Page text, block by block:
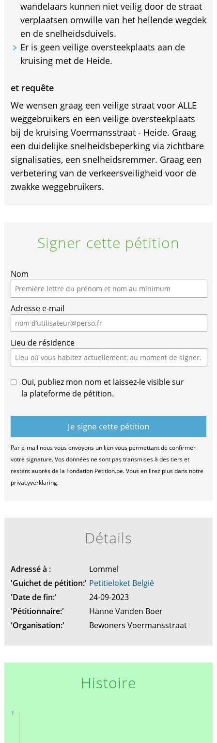
wandelaars kunnen niet veilig door de straat
verplaatsen omwille van het hellende wegdek
en de snelheidsduivels.
Er is geen veilige oversteekplaats aan de
kruising met de Heide.
et requête
We wensen graag een veilige straat voor ALLE
weggebruikers en een veilige oversteekplaats
bij de kruising Voermansstraat - Heide. Graag
een duidelijke snelheidsbeperking via zichtbare
signalisaties, een snelheidsremmer. Graag een
verbetering van de verkeersveiligheid voor de
zwakke weggebruikers.
Signer cette pétition
If
you
are
a
human,
ignore
this
field
Nom
Adresse e-mail
Lieu de résidence
Oui, publiez mon nom et laissez-le visible sur
la plateforme de pétition.
Par e-mail nous vous envoyons un lien vous permettant de confirmer
votre signature. Vos données ne sont pas transmises à des tiers et
restent auprès de la Fondation Petition.be. Vous en lirez plus dans notre
privacyverklaring.
Détails
Adressé à :
Lommel
'Guichet de pétition:' Petitieloket België
'Date de fin:'
24-09-2023
'Pétitionnaire:'
Hanne Vanden Boer
'Organisation:'
Bewoners Voermansstraat
Histoire